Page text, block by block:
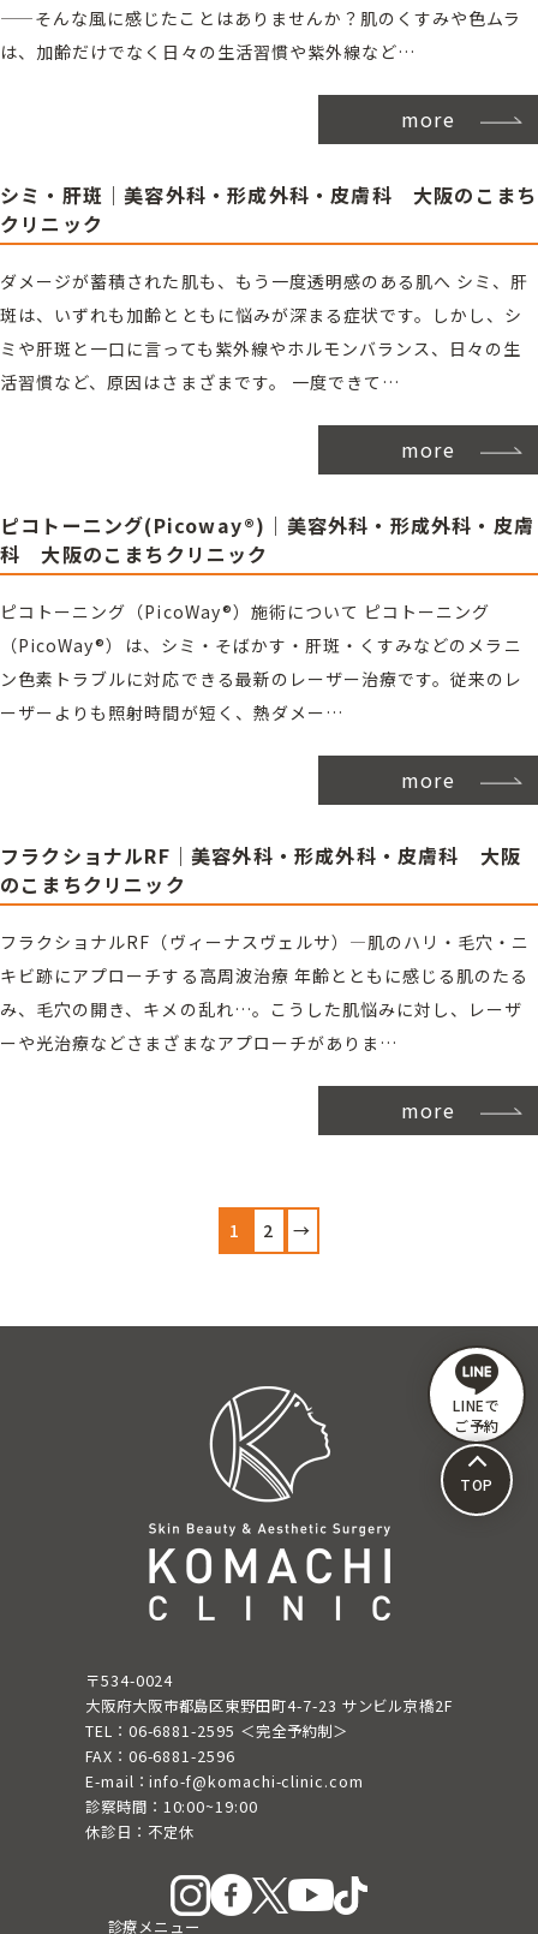
——そんな風に感じたことはありませんか？肌のくすみや色ムラ
は、加齢だけでなく日々の生活習慣や紫外線など…
more
シミ・肝斑｜美容外科・形成外科・皮膚科 大阪のこまち
クリニック
ダメージが蓄積された肌も、もう一度透明感のある肌へ シミ、肝
斑は、いずれも加齢とともに悩みが深まる症状です。しかし、シ
ミや肝斑と一口に言っても紫外線やホルモンバランス、日々の生
活習慣など、原因はさまざまです。 一度できて…
more
ピコトーニング(Picoway®)｜美容外科・形成外科・皮膚
科 大阪のこまちクリニック
ピコトーニング（PicoWay®）施術について ピコトーニング
（PicoWay®）は、シミ・そばかす・肝斑・くすみなどのメラニ
ン色素トラブルに対応できる最新のレーザー治療です。従来のレ
ーザーよりも照射時間が短く、熱ダメー…
more
フラクショナルRF｜美容外科・形成外科・皮膚科 大阪
のこまちクリニック
フラクショナルRF（ヴィーナスヴェルサ）―肌のハリ・毛穴・ニ
キビ跡にアプローチする高周波治療 年齢とともに感じる肌のたる
み、毛穴の開き、キメの乱れ…。こうした肌悩みに対し、レーザ
ーや光治療などさまざまなアプローチがありま…
more
ペ
1 2 →
〒534-0024
大阪府大阪市都島区東野田町4-7-23 サンビル京橋2F
TEL：06-6881-2595 ＜完全予約制＞
FAX：06-6881-2596
E-mail：info-f@komachi-clinic.com
診察時間：10:00~19:00
休診日：不定休
診療メニュー
LINEで
ご予約
TOP